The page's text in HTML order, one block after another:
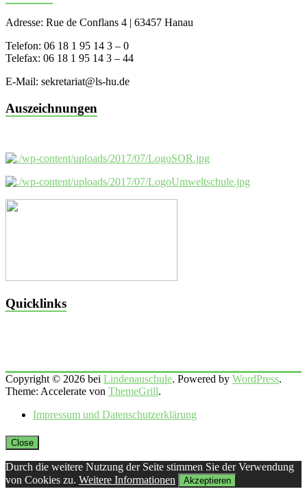
Adresse: Rue de Conflans 4 | 63457 Hanau
Telefon: 06 18 1 95 14 3 – 0
Telefax: 06 18 1 95 14 3 – 44
E-Mail: sekretariat@ls-hu.de
Auszeichnungen
Quicklinks
Copyright © 2026 bei Lindenauschule. Powered by WordPress.
Theme: Accelerate von ThemeGrill.
Impressum und Datenschutzerklärung
Close
Durch die weitere Nutzung der Seite stimmen Sie der Verwendung
von Cookies zu. Weitere Informationen Akzeptieren